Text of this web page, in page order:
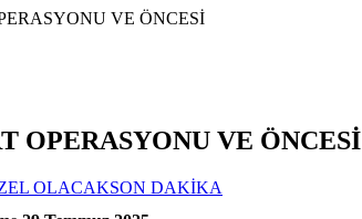
VE ÖNCESİ
OPERASYONU VE ÖNCESİ
OLACAKSON DAKİKA